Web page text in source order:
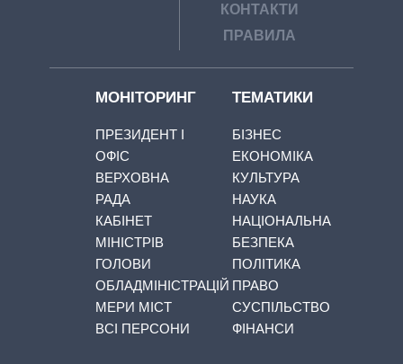
КОНТАКТИ
ПРАВИЛА
МОНІТОРИНГ
ПРЕЗИДЕНТ І
ОФІС
ВЕРХОВНА
РАДА
КАБІНЕТ
МІНІСТРІВ
ГОЛОВИ
ОБЛАДМІНІСТРАЦІЙ
МЕРИ МІСТ
ВСІ ПЕРСОНИ
ТЕМАТИКИ
БІЗНЕС
ЕКОНОМІКА
КУЛЬТУРА
НАУКА
НАЦІОНАЛЬНА
БЕЗПЕКА
ПОЛІТИКА
ПРАВО
СУСПІЛЬСТВО
ФІНАНСИ